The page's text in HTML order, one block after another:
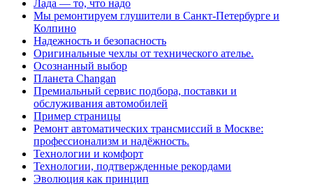
Лада — то, что надо
Мы ремонтируем глушители в Санкт-Петербурге и
Колпино
Надежность и безопасность
Оригинальные чехлы от технического ателье.
Осознанный выбор
Планета Changan
Премиальный сервис подбора, поставки и
обслуживания автомобилей
Пример страницы
Ремонт автоматических трансмиссий в Москве:
профессионализм и надёжность.
Технологии и комфорт
Технологии, подтвержденные рекордами
Эволюция как принцип